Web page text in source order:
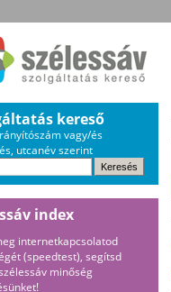
kereső
vagy/és
utcanév szerint
index
internetkapcsolatod
(speedtest), segítsd
minőség